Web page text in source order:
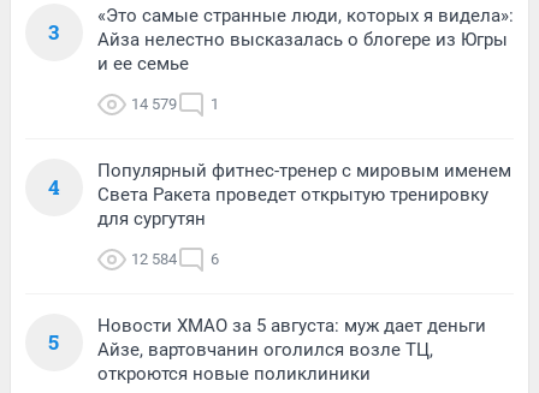
3
«Это самые странные люди, которых я видела»:
Айза нелестно высказалась о блогере из Югры
и ее семье
14 579 1
4
Популярный фитнес-тренер с мировым именем
Света Ракета проведет открытую тренировку
для сургутян
12 584 6
5
Новости ХМАО за 5 августа: муж дает деньги
Айзе, вартовчанин оголился возле ТЦ,
откроются новые поликлиники